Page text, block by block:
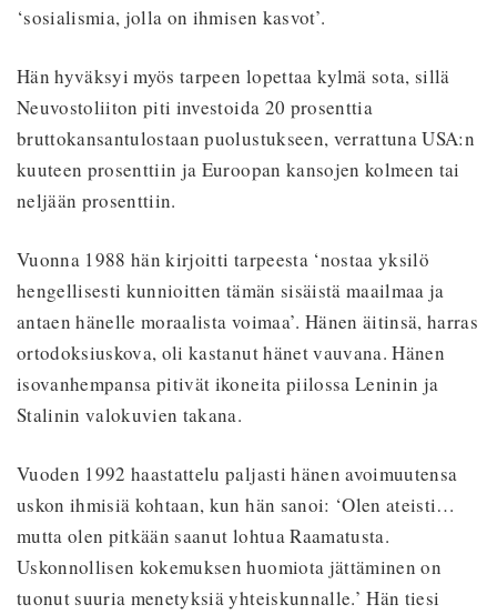
‘sosialismia, jolla on ihmisen kasvot’.
Hän hyväksyi myös tarpeen lopettaa kylmä sota, sillä
Neuvostoliiton piti investoida 20 prosenttia
bruttokansantulostaan puolustukseen, verrattuna USA:n
kuuteen prosenttiin ja Euroopan kansojen kolmeen tai
neljään prosenttiin.
Vuonna 1988 hän kirjoitti tarpeesta ‘nostaa yksilö
hengellisesti kunnioitten tämän sisäistä maailmaa ja
antaen hänelle moraalista voimaa’. Hänen äitinsä, harras
ortodoksiuskova, oli kastanut hänet vauvana. Hänen
isovanhempansa pitivät ikoneita piilossa Leninin ja
Stalinin valokuvien takana.
Vuoden 1992 haastattelu paljasti hänen avoimuutensa
uskon ihmisiä kohtaan, kun hän sanoi: ‘Olen ateisti…
mutta olen pitkään saanut lohtua Raamatusta.
Uskonnollisen kokemuksen huomiota jättäminen on
tuonut suuria menetyksiä yhteiskunnalle.’ Hän tiesi